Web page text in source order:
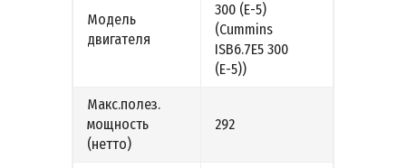
Модель
двигателя
300 (Е-5)
(Cummins
ISB6.7E5 300
(Е-5))
Макс.полез.
мощность
(нетто)
292